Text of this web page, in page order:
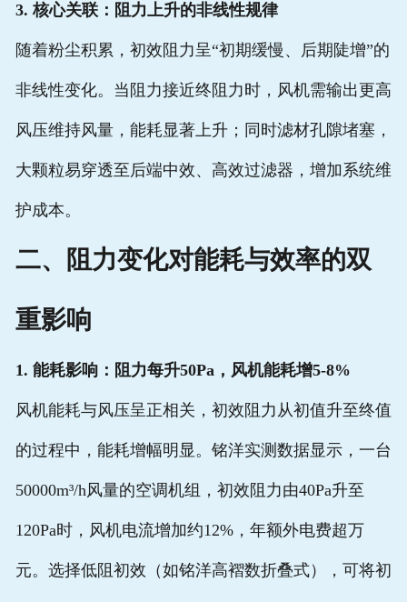
3. 核心关联：阻力上升的非线性规律
随着粉尘积累，初效阻力呈“初期缓慢、后期陡增”的
非线性变化。当阻力接近终阻力时，风机需输出更高
风压维持风量，能耗显著上升；同时滤材孔隙堵塞，
大颗粒易穿透至后端中效、高效过滤器，增加系统维
护成本。
二、阻力变化对能耗与效率的双
重影响
1. 能耗影响：阻力每升50Pa，风机能耗增5-8%
风机能耗与风压呈正相关，初效阻力从初值升至终值
的过程中，能耗增幅明显。铭洋实测数据显示，一台
50000m³/h风量的空调机组，初效阻力由40Pa升至
120Pa时，风机电流增加约12%，年额外电费超万
元。选择低阻初效（如铭洋高褶数折叠式），可将初